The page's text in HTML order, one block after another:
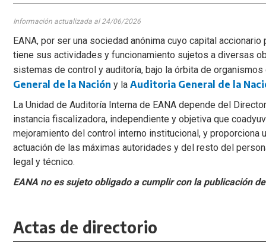
Información actualizada al 24/06/2026
EANA, por ser una sociedad anónima cuyo capital
tiene sus actividades y funcionamiento sujetos a diversas
sistemas de control y auditoría, bajo la órbita de
General de la Nación y laAuditoria General de la
La Unidad de Auditoría Interna de EANA depende del
instancia fiscalizadora, independiente y objetiva que
mejoramiento del control interno institucional, y proporciona
actuación de las máximas autoridades y del resto del
legal y técnico.
EANA no es sujeto obligado a cumplir con la publicación
Actas de directorio